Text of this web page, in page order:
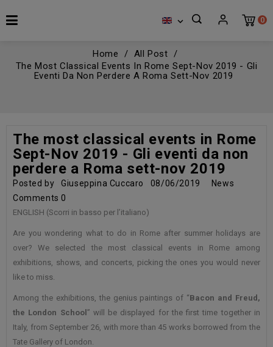
0

Home
All Post
The Most Classical Events In Rome Sept-Nov 2019 - Gli
Eventi Da Non Perdere A Roma Sett-Nov 2019
The most classical events in Rome
Sept-Nov 2019 - Gli eventi da non
perdere a Roma sett-nov 2019
Posted by Giuseppina Cuccaro 08/06/2019
News
Comments0
ENGLISH (Scorri in basso per l’italiano)
Are you wondering what to do in Rome after summer holidays are
over? We selected the most classical events in Rome among
exhibitions, shows, and concerts, picking the ones you would never
like to miss.
Among the exhibitions, the genius paintings of “Bacon and Freud,
the London School ” will be displayed for the first time together in
Italy, from September 26, with more than 45 works borrowed from the
Tate Gallery of London.